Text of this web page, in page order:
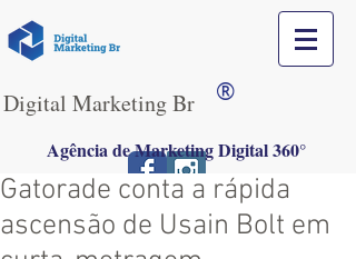
®
Digital Marketing Br
Agência de Marketing Digital 360°
Gatorade conta a rápida
ascensão de Usain Bolt em